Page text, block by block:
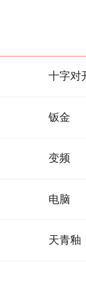
十字对
钣金
变频
电脑
天青釉